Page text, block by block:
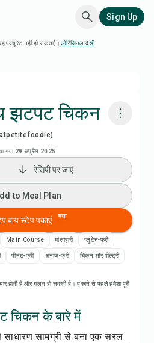
Sign Up
एक्यूरेट नहीं हो सकता)। ओरिजिनल देखें·
झटपट चिकन
गया 29 अप्रैल 2025
रेसिपी वीडियो देखें
to Meal Plan
Add to Shopping List
करें
रेसिपी पर जाएं
to Meal Plan
बाय स्टेप पकाएं नया
Main Course मांसाहारी ग्लूटेन-फ्री
पीनट-फ्री अनाज-फ्री चिकन और पोल्ट्री
होती है और गलत हो सकती है। पकाने से पहले हमेशा पूरी
चिकन के बारे में
सामग्री से बना एक सरल